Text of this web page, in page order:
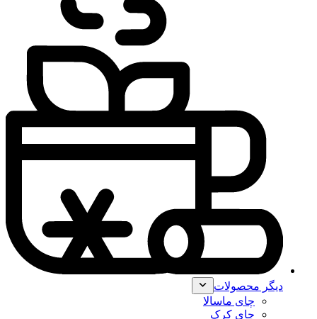
دیگر محصولات
چای ماسالا
چای کرک